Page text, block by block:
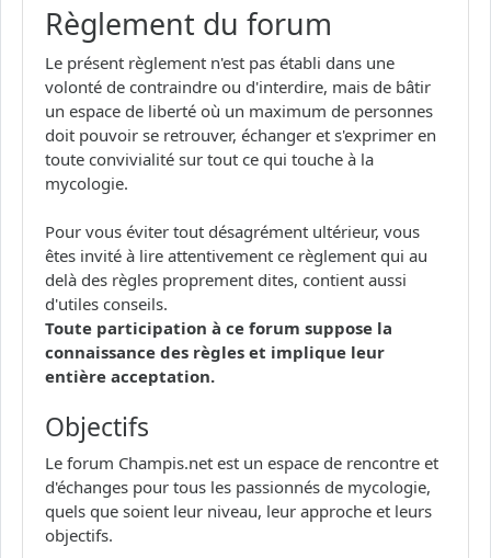
Règlement du forum
Le présent règlement n'est pas établi dans une
volonté de contraindre ou d'interdire, mais de bâtir
un espace de liberté où un maximum de personnes
doit pouvoir se retrouver, échanger et s'exprimer en
toute convivialité sur tout ce qui touche à la
mycologie.
Pour vous éviter tout désagrément ultérieur, vous
êtes invité à lire attentivement ce règlement qui au
delà des règles proprement dites, contient aussi
d'utiles conseils.
Toute participation à ce forum suppose la
connaissance des règles et implique leur
entière acceptation.
Objectifs
Le forum Champis.net est un espace de rencontre et
d'échanges pour tous les passionnés de mycologie,
quels que soient leur niveau, leur approche et leurs
objectifs.